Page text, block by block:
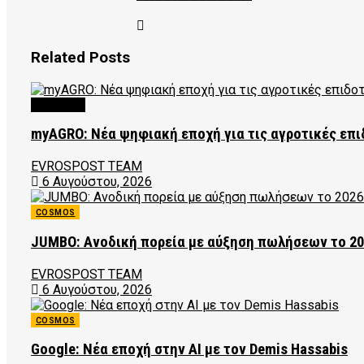
Related Posts
myAGRO: Νέα ψηφιακή εποχή για τις αγροτικές
EVROSPOST TEAM
6 Αυγούστου, 2026
COSMOS
JUMBO: Ανοδική πορεία με αύξηση πωλήσεων το
EVROSPOST TEAM
6 Αυγούστου, 2026
COSMOS
Google: Νέα εποχή στην AI με τον Demis Hassabis